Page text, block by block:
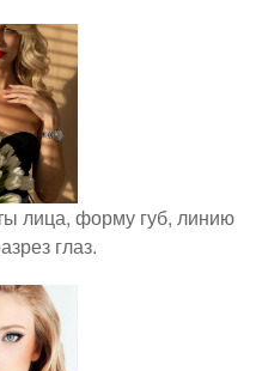
лица, форму губ, линию
глаз.